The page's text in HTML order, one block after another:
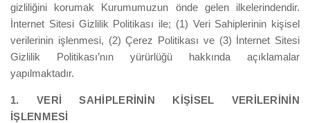
gizliliğini korumak Kurumumuzun önde gelen ilkelerindendir.
İnternet Sitesi Gizlilik Politikası ile; (1) Veri Sahiplerinin kişisel
verilerinin işlenmesi, (2) Çerez Politikası ve (3) İnternet Sitesi
Gizlilik Politikası’nın yürürlüğü hakkında açıklamalar
yapılmaktadır.
1. VERİ SAHİPLERİNİN KİŞİSEL VERİLERİNİN
İŞLENMESİ